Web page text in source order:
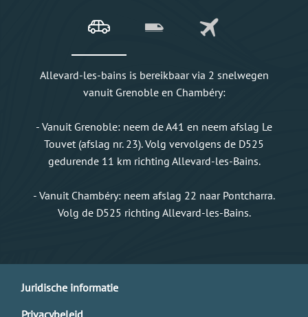
Allevard-les-bains is bereikbaar via 2 snelwegen
vanuit Grenoble en Chambéry:
- Vanuit Grenoble: neem de A41 en neem afslag Le
Touvet (afslag nr. 23). Volg vervolgens de D525
gedurende 11 km richting Allevard-les-Bains.
- Vanuit Chambéry: neem afslag 22 naar Pontcharra.
Volg de D525 richting Allevard-les-Bains.
Juridische informatie
Privacybeleid